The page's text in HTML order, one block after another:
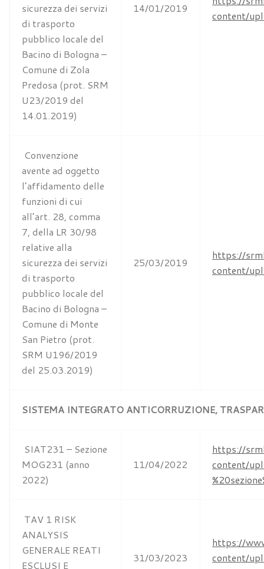
sicurezza dei servizi
di trasporto
pubblico locale del
Bacino di Bologna –
Comune di Zola
Predosa (prot. SRM
U23/2019 del
14.01.2019)
14/01/2019
content/
Convenzione
avente ad oggetto
l’affidamento delle
funzioni di cui
all’art. 28, comma
7, della LR 30/98
relative alla
sicurezza dei servizi
di trasporto
pubblico locale del
Bacino di Bologna –
Comune di Monte
San Pietro (prot.
SRM U196/2019
del 25.03.2019)
25/03/2019
https://
content/
SISTEMA INTEGRATO ANTICORRUZIONE,
SIAT231 – Sezione
MOG231 (anno
2022)
11/04/2022
https://
content/
TAV 1 RISK
ANALYSIS
GENERALE REATI
ESCLUSI E
31/03/2023
https://
content/